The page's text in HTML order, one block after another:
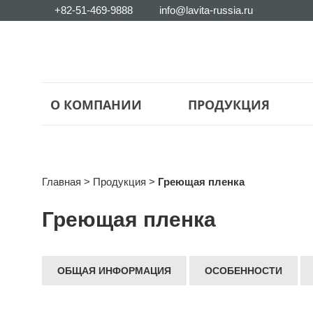
+82-51-469-9888 info@lavita-russia.ru
О КОМПАНИИ ПРОДУКЦИЯ
Главная > Продукция > Греющая пленка
Греющая пленка
ОБЩАЯ ИНФОРМАЦИЯ ОСОБЕННОСТИ